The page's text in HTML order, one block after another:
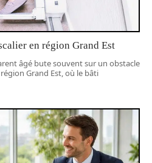
en région Grand Est
âgé bute souvent sur un obstacle
Grand Est, où le bâti